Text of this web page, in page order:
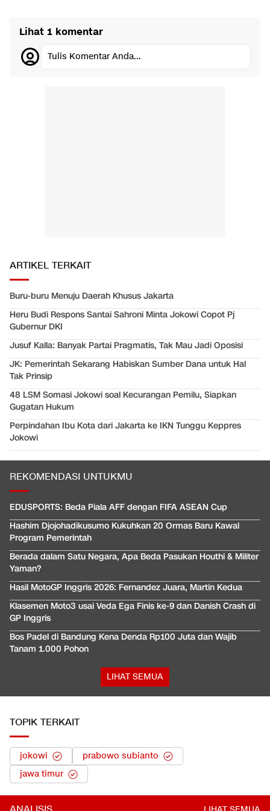
Lihat 1 komentar
Tulis Komentar Anda...
ARTIKEL TERKAIT
Buru-buru Menuju Daerah Khusus Jakarta
Heru Budi Respons Santai Sahroni Minta Jokowi Copot Pj
Gubernur DKI
Jusuf Kalla: Banyak Partai Pragmatis, Tak Mau Jadi Oposisi
JK: Pemerintah Sekarang Habiskan Sumber Dana untuk Hal
Tak Prinsip
48 LSM Somasi Jokowi soal Kecurangan Pemilu, Siapkan
Gugatan Hukum
Perpindahan Ibu Kota dari Jakarta ke IKN Tunggu Keppres
Jokowi
REKOMENDASI UNTUKMU
EDUSPORTS: Beda Piala AFF dengan FIFA ASEAN Cup
Hashim Djojohadikusumo Kukuhkan 20 Ormas Baru Kawal
Program Pemerintah
Berada dalam Satu Negara, Apa Beda Pasukan Houthi & Militer
Yaman?
Hasil MotoGP Inggris 2026: Fernandez Juara, Martin Kedua
Klasemen Moto3 usai Veda Ega Finis ke-9 dan Danish Crash di
GP Inggris
Bos Padel di Bandung Kena Denda Rp100 Juta dan Wajib
Tanam 1.000 Pohon
LIHAT SEMUA
TOPIK TERKAIT
jokowi
prabowo subianto
jawa timur